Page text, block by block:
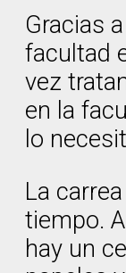
Gracias
facultad
vez
en la
lo
La
tiempo.
hay un